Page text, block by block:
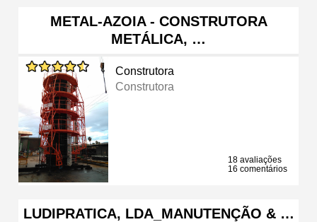
METAL-AZOIA - CONSTRUTORA
METÁLICA, …
Construtora
Construtora
18 avaliações
16 comentários
LUDIPRATICA, LDA_MANUTENÇÃO & …